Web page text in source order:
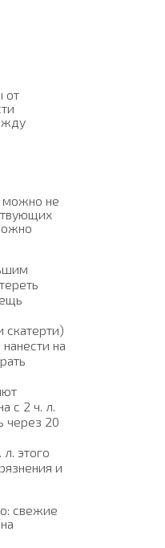
от
можно не
скатерти)
на
с 2 ч. л.
через 20
этого
и
свежие